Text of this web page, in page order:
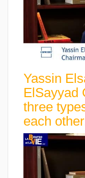
Yassin
ElSayyad
three
each